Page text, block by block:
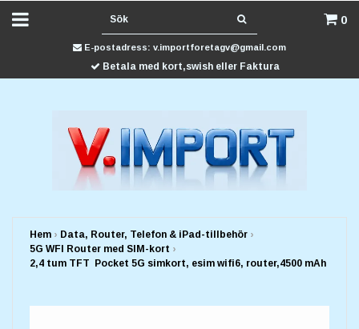
0
E-postadress: v.importforetagv@gmail.com
Betala med kort,swish eller Faktura
Hem › Data, Router, Telefon & iPad-tillbehör ›
5G WFI Router med SIM-kort ›
2,4 tum TFT Pocket 5G simkort, esim wifi6, router,4500 mAh